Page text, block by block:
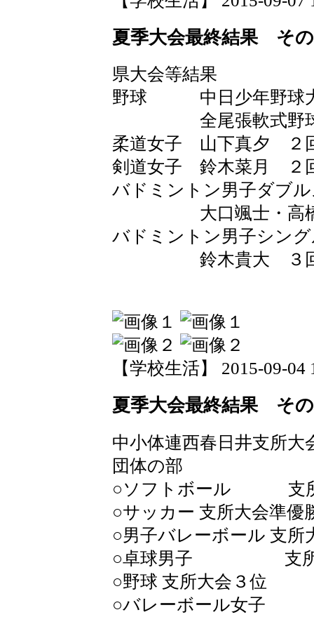
夏季大会最終結果 そ
県大会等結果
野球 中日少年野
全尾張軟式野球
柔道女子 山下真夕 ２
剣道女子 鈴木菜月 ２
バドミントン男子ダ
大口颯士・高橋
バドミントン男子シン
鈴木貴大 ３回
【学校生活】 2015-09-04
夏季大会最終結果 そ
中小体連西春日井支所大
団体の部
○ソフトボール 支所
○サッカー 支所大会準優
○男子バレーボール 支所
○卓球男子 支所大
○野球 支所大会３位
○バレーボール女子